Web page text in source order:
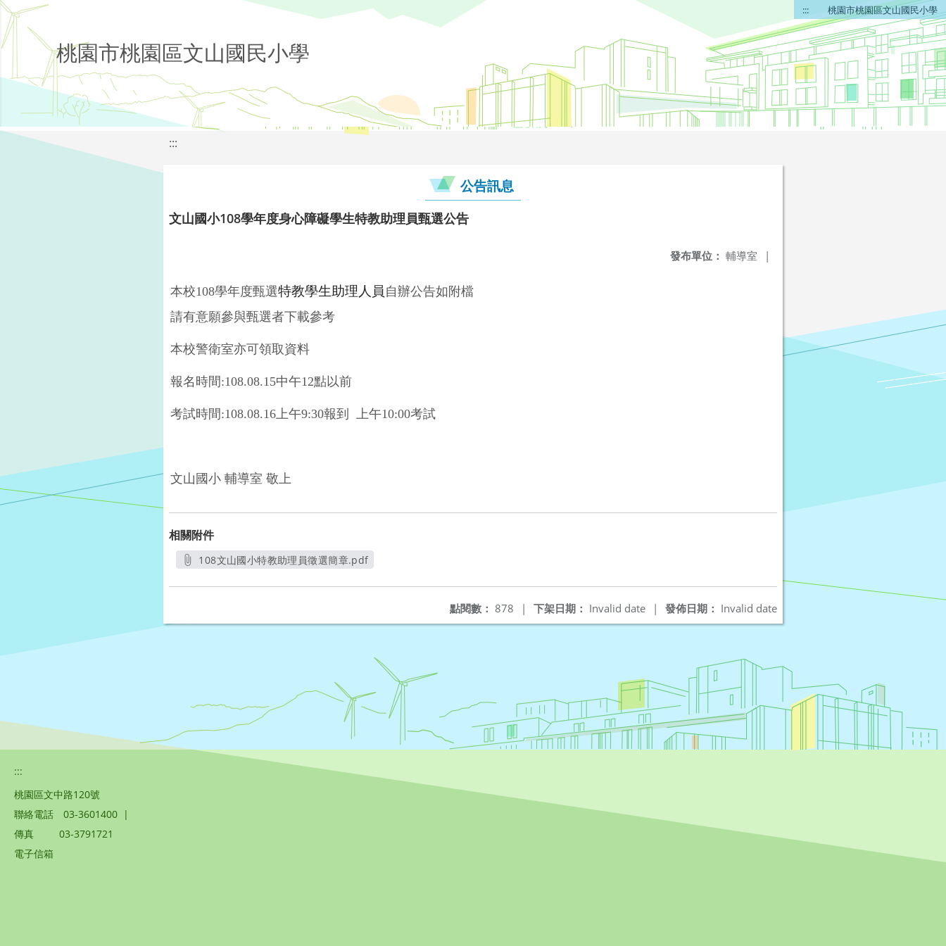
::: 桃園市桃園區文山國民小學
桃園市桃園區文山國民小學
:::
公告訊息
文山國小108學年度身心障礙學生特教助理員甄選公告
發布單位： 輔導室 |
本校108學年度甄選特教學生助理人員 自辦公告如附檔
請有意願參與甄選者下載參考
本校警衛室亦可領取資料
報名時間:108.08.15中午12點以前
考試時間:108.08.16上午9:30報到 上午10:00考試
文山國小 輔導室 敬上
相關附件
108文山國小特教助理員徵選簡章.pdf
發佈日期： Invalid date
下架日期： Invalid date |
點閱數： 878 |
:::
桃園區文中路120號
聯絡電話
03-3601400 |
傳真
03-3791721
電子信箱